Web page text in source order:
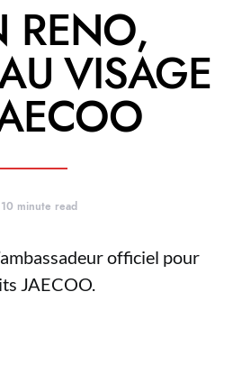
RENO,
VISAGE
10 minute read
officiel pour
JAECOO.